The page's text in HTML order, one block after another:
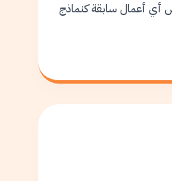
أي أعمال سابقة كنماذج